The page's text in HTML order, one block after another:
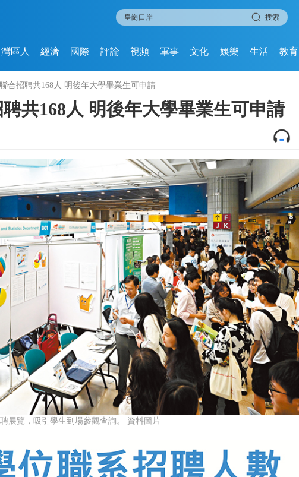
搜索
灣區人 經濟 國際 評論 視頻 軍事 文化 娛樂 生活 教育
合招聘共168人 明後年大學畢業生可申請
共168人 明後年大學畢業生可申請
展覽，吸引學生到場參觀查詢。 資料圖片